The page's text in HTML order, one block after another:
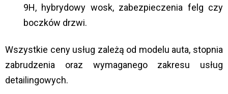
9H, hybrydowy wosk, zabezpieczenia felg czy
boczków drzwi.
Wszystkie ceny usług zależą od modelu auta, stopnia
zabrudzenia oraz wymaganego zakresu usług
detailingowych.